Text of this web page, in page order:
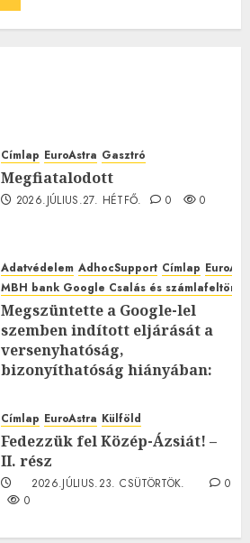
Címlap EuroAstra Gasztró
Megfiatalodott
2026.JÚLIUS.27. HÉTFŐ. 0 0
Adatvédelem AdhocSupport Címlap
MBH bank Google Csalás és
Megszüntette a Google-lel
szemben indított eljárását a
versenyhatóság,
bizonyíthatóság hiányában:
2026.JÚLIUS.23. CSÜTÖRTÖK.
0
Címlap EuroAstra Külföld
Fedezzük fel Közép-Ázsiát! –
II. rész
2026.JÚLIUS.23. CSÜTÖRTÖK.
0
0